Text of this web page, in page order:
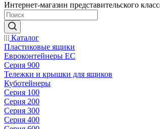
Интернет-магазин представительского
Каталог
Пластиковые ящики
Евроконтейнеры ЕС
Серия 900
Тележки и крышки для ящиков
Куботейнеры
Серия 100
Серия 200
Серия 300
Серия 400